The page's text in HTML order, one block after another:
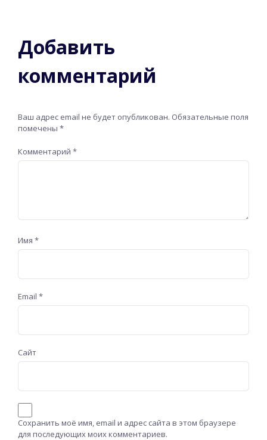
Добавить
комментарий
Ваш адрес email не будет опубликован. Обязательные поля
помечены *
Комментарий *
Имя *
Email *
Сайт
Сохранить моё имя, email и адрес сайта в этом браузере
для последующих моих комментариев.